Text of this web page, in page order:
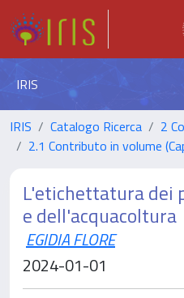
IRIS
IRIS Catalogo Ricerca
2
2.1 Contributo in volume
L'etichettatura dei
e dell'acquacoltura
EGIDIA FLORE
2024-01-01